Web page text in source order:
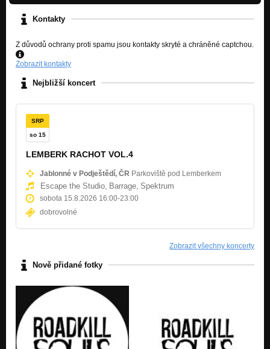
Kontakty
Z důvodů ochrany proti spamu jsou kontakty skryté a chráněné captchou.
Zobrazit kontakty
Nejbližší koncert
SRP
so 15
LEMBERK RACHOT VOL.4
Jablonné v Podještědí, ČR Parkoviště pod Lemberkem
Escape the Studio, Barrage, Spektrum
sobota 15.8.2026 16:00-23:00
dobrovolné
Zobrazit všechny koncerty
Nově přidané fotky